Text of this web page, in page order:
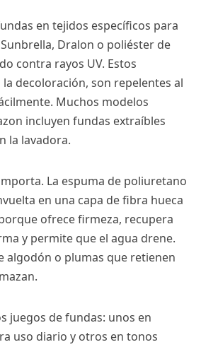
en tejidos específicos para
Dralon o poliéster de
contra rayos UV. Estos
decoloración, son repelentes al
Muchos modelos
incluyen fundas extraíbles
la lavadora.
La espuma de poliuretano
en una capa de fibra hueca
ofrece firmeza, recupera
y permite que el agua drene.
algodón o plumas que retienen
juegos de fundas: unos en
uso diario y otros en tonos